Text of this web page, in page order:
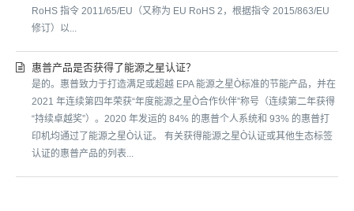
RoHS 指令 2011/65/EU（又称为 EU RoHS 2，根据指令 2015/863/EU
修订）以...
惠普产品是否获得了能源之星认证？
是的。惠普致力于打造满足或超越 EPA 能源之星Ò标准的节能产品，并在
2021 年连续第四年荣获“年度能源之星Ò合作伙伴”称号（连续第二年获得
“持续卓越奖”）。2020 年发运的 84% 的惠普个人系统和 93% 的惠普打
印机均通过了能源之星Ò认证。 有关获得能源之星Ò认证或其他生态标签
认证的惠普产品的列表...